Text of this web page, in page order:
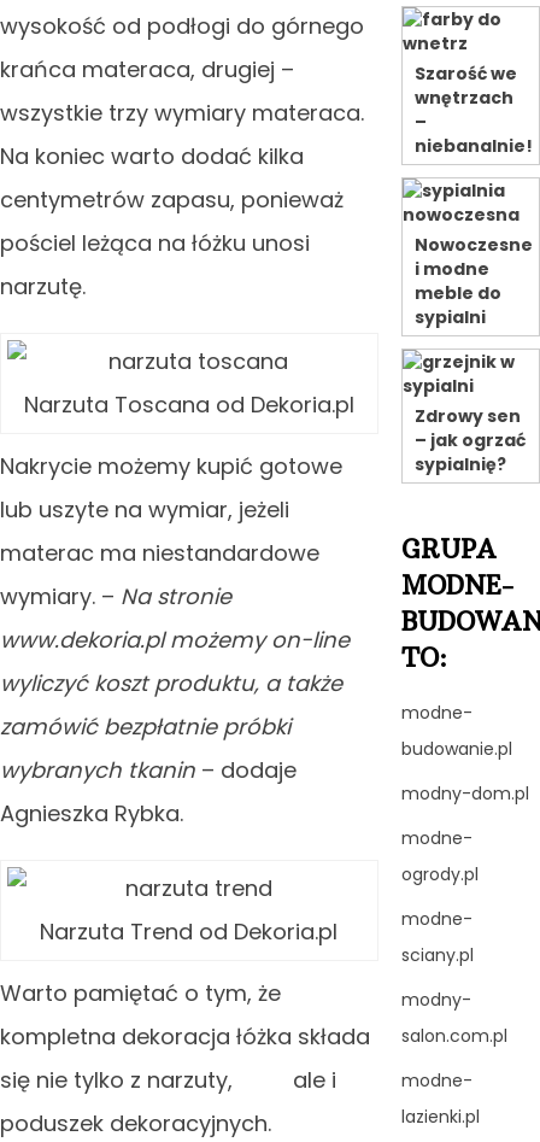
wysokość od podłogi do górnego
krańca materaca, drugiej –
wszystkie trzy wymiary materaca.
Na koniec warto dodać kilka
centymetrów zapasu, ponieważ
pościel leżąca na łóżku unosi
narzutę.
Narzuta Toscana od Dekoria.pl
Nakrycie możemy kupić gotowe
lub uszyte na wymiar, jeżeli
materac ma niestandardowe
wymiary. – Na stronie
www.dekoria.pl możemy on-line
wyliczyć koszt produktu, a także
zamówić bezpłatnie próbki
wybranych tkanin – dodaje
Agnieszka Rybka.
Narzuta Trend od Dekoria.pl
Warto pamiętać o tym, że
kompletna dekoracja łóżka składa
się nie tylko z narzuty, ale i
poduszek dekoracyjnych.
Szarość we
wnętrzach
–
niebanalnie!
Nowoczesne
i modne
meble do
sypialni
Zdrowy sen
– jak ogrzać
sypialnię?
GRUPA
MODNE-
TO:
modne-
budowanie.pl
modny-dom.pl
modne-
ogrody.pl
modne-
sciany.pl
modny-
salon.com.pl
modne-
lazienki.pl